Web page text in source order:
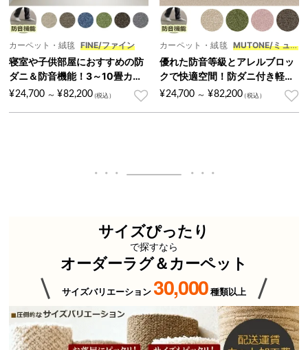
カーペット・絨毯 FINE/ファイン
寝室や子供部屋におすすめの防
ダニ＆防音機能！3～10畳カー
ペット『FINE/ファイン』
¥24,700 ～ ¥82,200
カーペット・絨毯 MUTONE/ミュー
トン
優れた防音等級とアレルブロッ
クで快適空間！防ダニ付き軽量
3～10畳カーペット『MUTON
¥24,700 ～ ¥82,200
サイズぴったり
で探すなら
オーダーラグ＆カーペット
サイズバリエーション 30,000 種類以上